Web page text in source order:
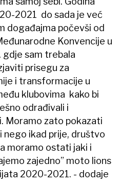
2021 do sada je već
događajma počevši od
Konvencije u
gdje sam trebala
prisegu za
i transformacije u
klubovima kako bi
odrađivali i
Moramo zato pokazati
nego ikad prije, društvo
moramo ostati jaki i
zajedno” moto lions
2020-2021. - dodaje